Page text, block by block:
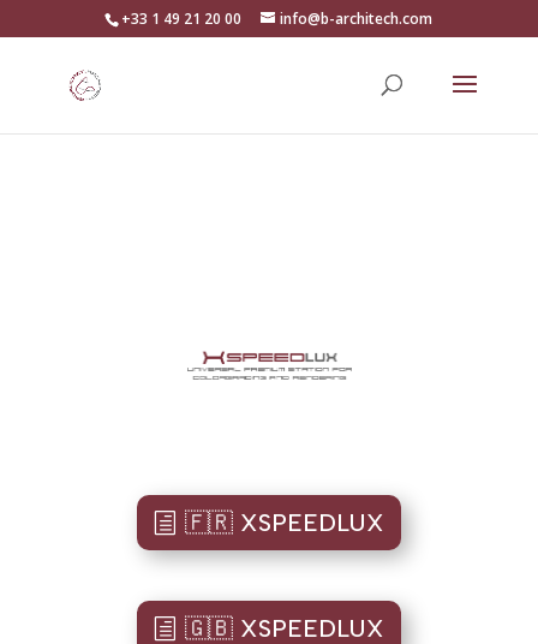
+33 1 49 21 20 00 info@b-architech.com
🇫🇷 XSPEEDLUX
🇬🇧 XSPEEDLUX